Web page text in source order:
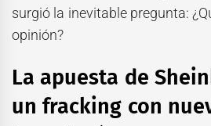
surgió la inevitable pregunta:
opinión?
La apuesta de
un fracking con